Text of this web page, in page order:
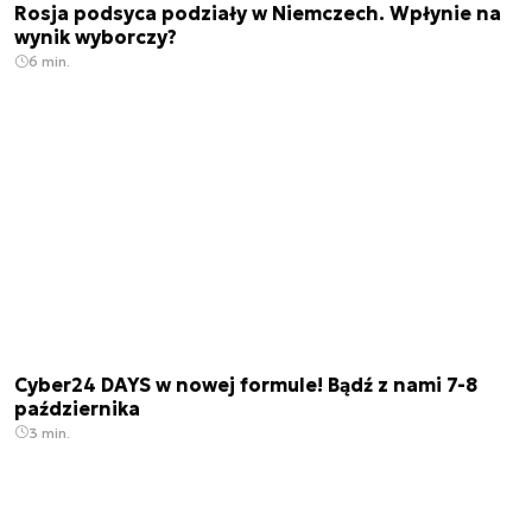
Rosja podsyca podziały w Niemczech. Wpłynie na
wynik wyborczy?
6 min.
Cyber24 DAYS w nowej formule! Bądź z nami 7-8
października
3 min.